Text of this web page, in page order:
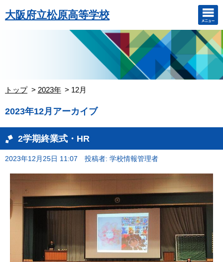
大阪府立松原高等学校
トップ 2023年 12月
2023年12月アーカイブ
2学期終業式・HR
2023年12月25日 11:07 投稿者: 学校情報管理者